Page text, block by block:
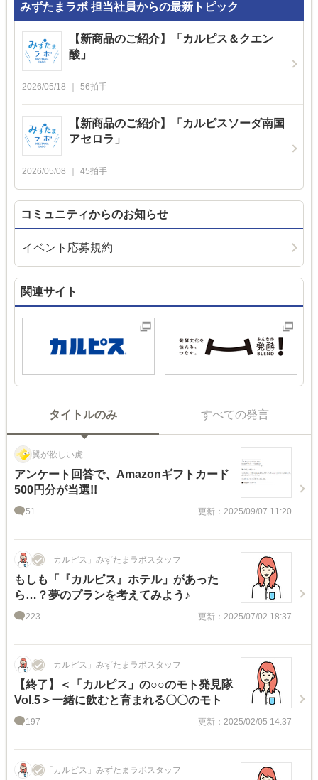
みずたまラボ 担当社員からの最新トピック
【新商品のご紹介】「カルピス＆クエン
酸」
2026/05/18 56拍手
【新商品のご紹介】「カルピスソーダ南国
アセロラ」
2026/05/08 45拍手
コミュニティからのお知らせ
イベント応募規約
関連サイト
タイトルのみ すべての発言
翼が欲しい虎
アンケート回答で、Amazonギフトカード
500円分が当選!!
51 更新：2025/09/07 11:20
「カルピス」みずたまラボスタッフ
もしも「『カルピス』ホテル」があった
ら…？夢のプランを考えてみよう♪
223 更新：2025/07/02 18:37
「カルピス」みずたまラボスタッフ
【終了】＜「カルピス」の○○のモト発見隊
Vol.5＞一緒に飲むと育まれる〇〇のモト
197 更新：2025/02/05 14:37
「カルピス」みずたまラボスタッフ